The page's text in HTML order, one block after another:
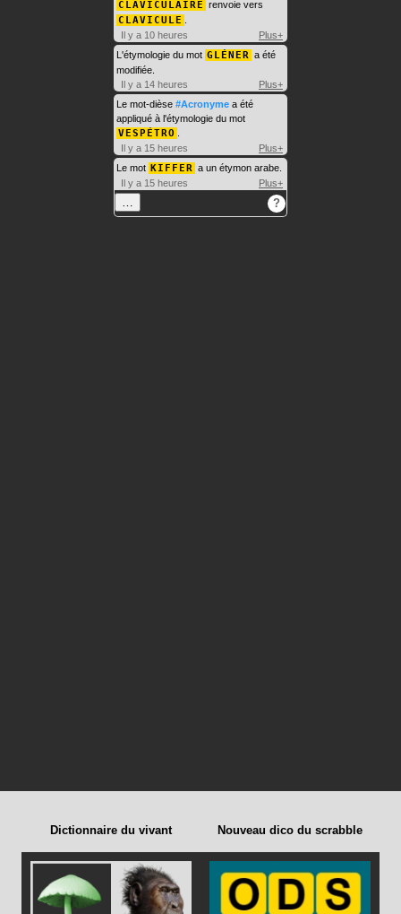
CLAVICULAIRE renvoie vers
CLAVICULE
Il y a 10 heures
Plus+
L'étymologie du mot GLÉNER a été
modifiée.
Il y a 14 heures
Plus+
Le mot-dièse #Acronyme a été
appliqué à l'étymologie du mot
VESPÉTRO
Il y a 15 heures
Plus+
Le mot KIFFER a un étymon arabe.
Il y a 15 heures
Plus+
?
Dictionnaire du vivant Nouveau dico du scrabble